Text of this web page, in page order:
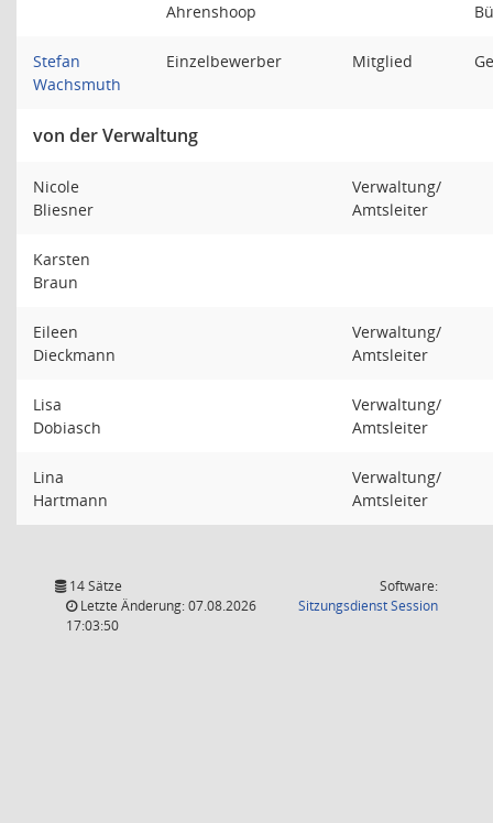
Ahrenshoop
Stefan
Wachsmuth
Einzelbewerber Mitglied
von der Verwaltung
Nicole
Bliesner
Verwaltung/
Amtsleiter
Karsten
Braun
Eileen
Dieckmann
Verwaltung/
Amtsleiter
Lisa
Dobiasch
Verwaltung/
Amtsleiter
Lina
Hartmann
Verwaltung/
Amtsleiter
14 Sätze
Letzte Änderung: 07.08.2026
17:03:50
Software:
SitzungsdienstSession(Wird in